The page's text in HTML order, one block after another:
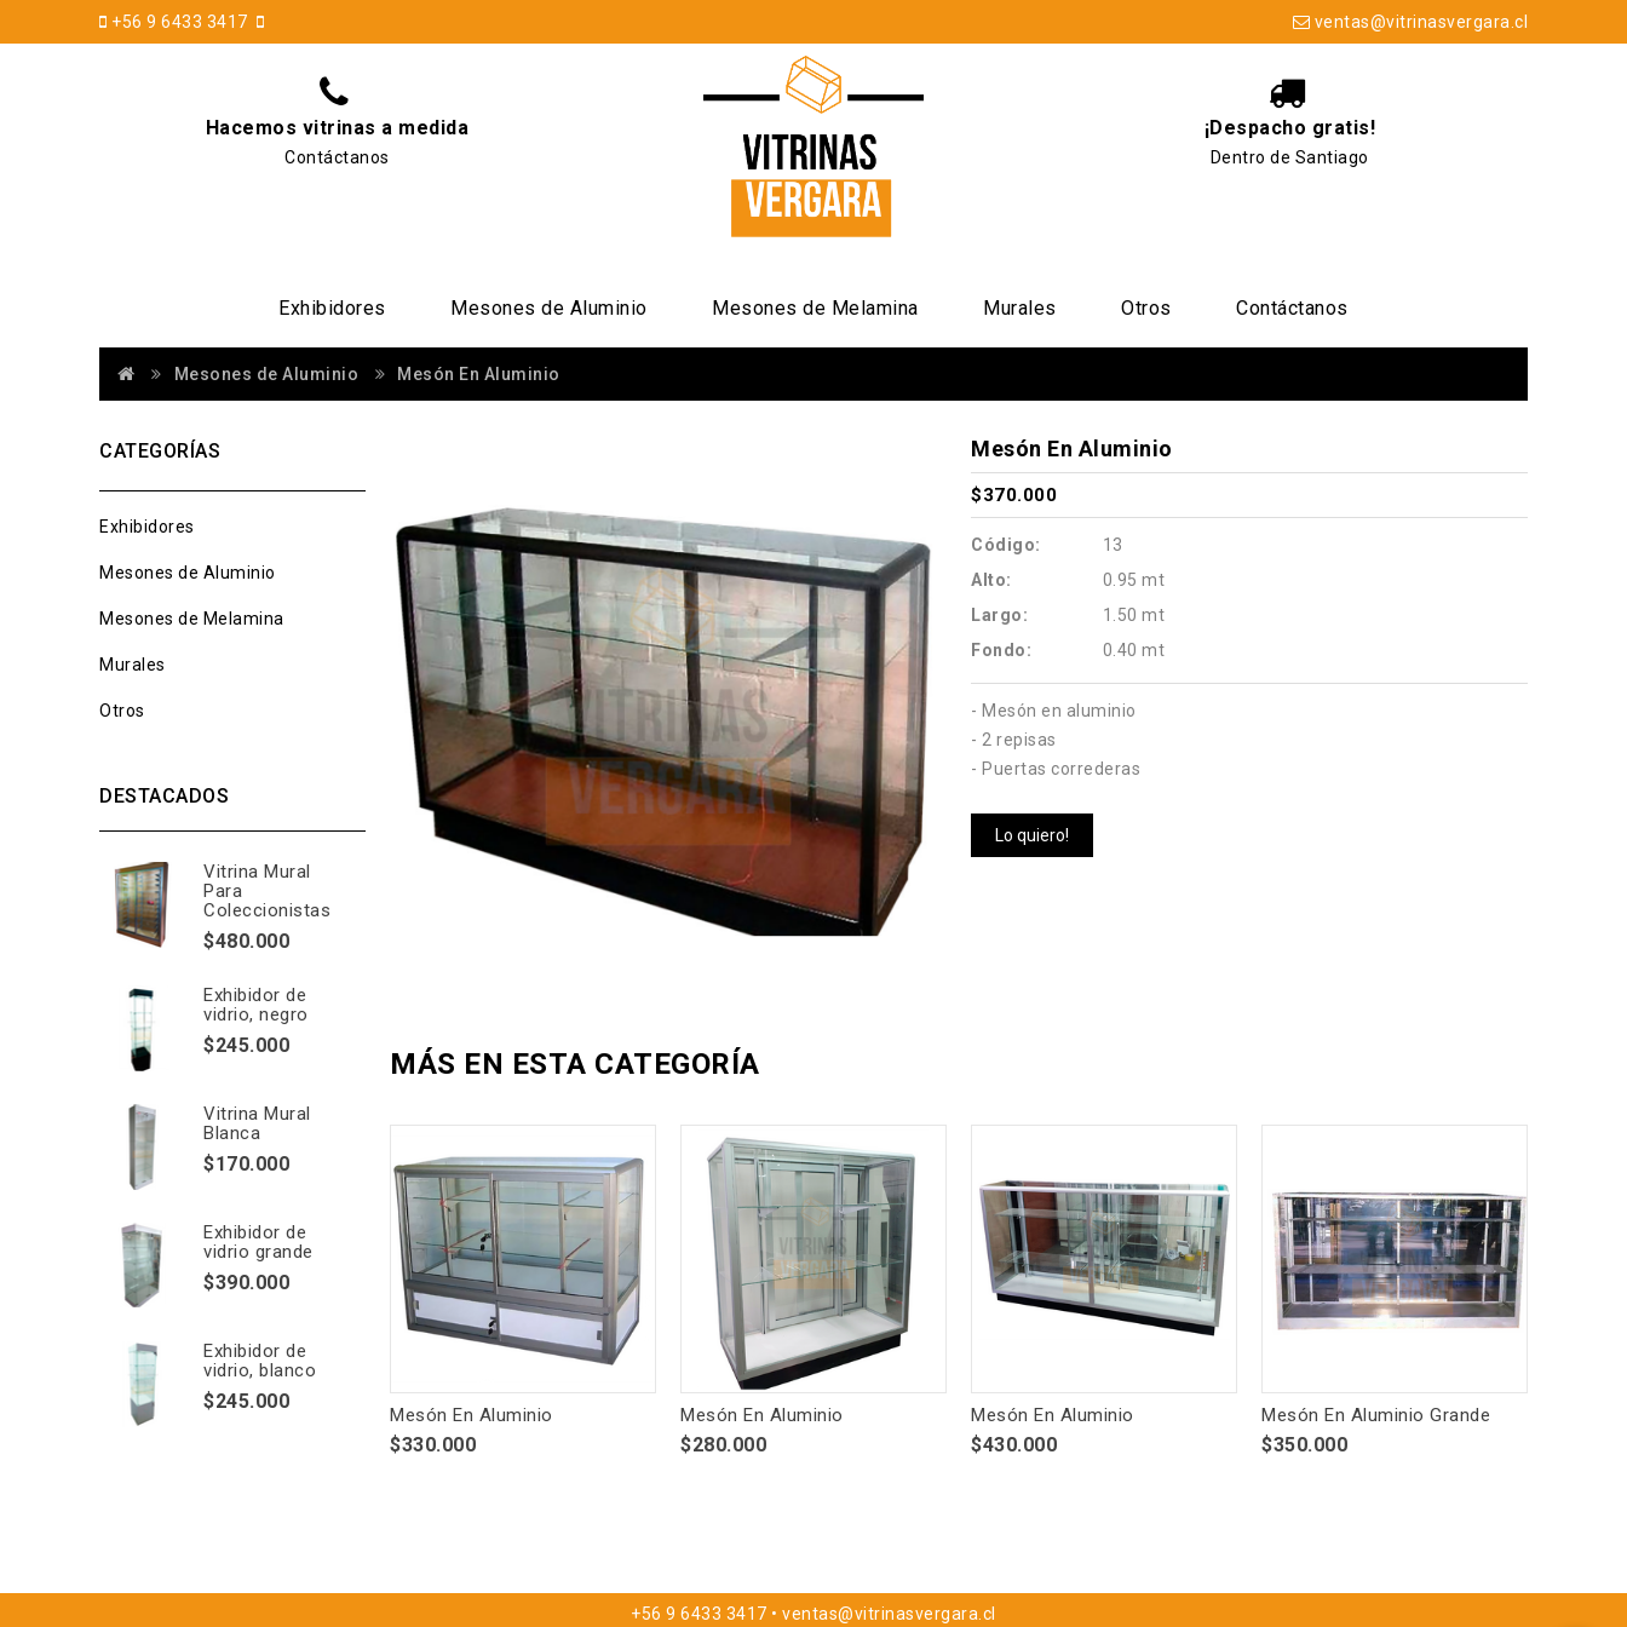
+56 9 6433 3417 ventas@vitrinasvergara.cl
Hacemos vitrinas a medida
Contáctanos
¡Despacho gratis!
Dentro de Santiago
Exhibidores Mesones de Aluminio Mesones de Melamina Murales Otros Contáctanos
Mesones de Aluminio Mesón En Aluminio
CATEGORÍAS
Exhibidores
Mesones de Aluminio
Mesones de Melamina
Murales
Otros
DESTACADOS
Vitrina Mural
Para
Coleccionistas
$480.000
Exhibidor de
vidrio, negro
$245.000
Vitrina Mural
Blanca
$170.000
Exhibidor de
vidrio grande
$390.000
Exhibidor de
vidrio, blanco
$245.000
Mesón En Aluminio
$370.000
Código:
13
Alto:
0.95 mt
Largo:
1.50 mt
Fondo:
0.40 mt
- Mesón en aluminio
- 2 repisas
- Puertas correderas
Lo quiero!
MÁS EN ESTA CATEGORÍA
Mesón En Aluminio
$330.000
Mesón En Aluminio
$280.000
Mesón En Aluminio
$430.000
Mesón En Aluminio Grande
$350.000
+56 9 6433 3417 • ventas@vitrinasvergara.cl